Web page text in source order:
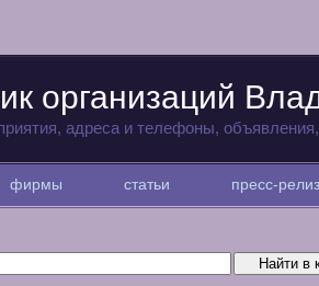
организаций
адреса и телефоны,
фирмы статьи пресс-